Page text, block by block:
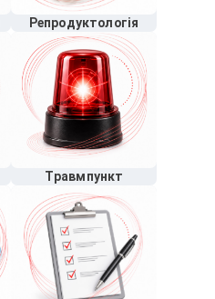
Репродуктологія
Травмпункт